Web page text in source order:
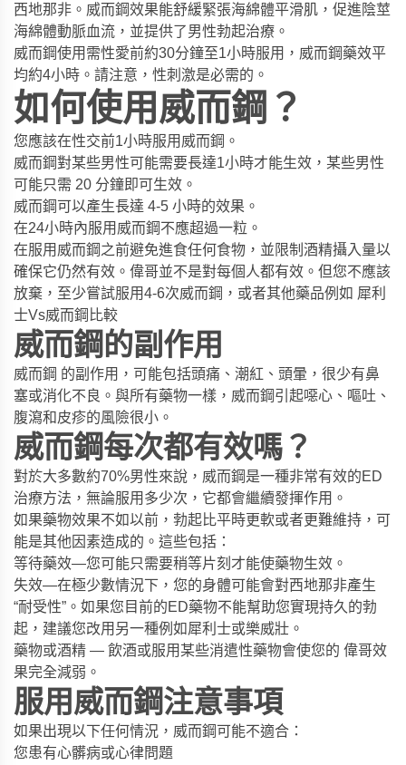
西地那非。威而鋼效果能舒緩緊張海綿體平滑肌，促進陰莖
海綿體動脈血流，並提供了男性勃起治療。
威而鋼使用需性愛前約30分鐘至1小時服用，威而鋼藥效平
均約4小時。請注意，性刺激是必需的。
如何使用威而鋼？
您應該在性交前1小時服用威而鋼。
威而鋼對某些男性可能需要長達1小時才能生效，某些男性
可能只需 20 分鐘即可生效。
威而鋼可以產生長達 4-5 小時的效果。
在24小時內服用威而鋼不應超過一粒。
在服用威而鋼之前避免進食任何食物，並限制酒精攝入量以
確保它仍然有效。偉哥並不是對每個人都有效。但您不應該
放棄，至少嘗試服用4-6次威而鋼，或者其他藥品例如 犀利
士Vs威而鋼比較
威而鋼的副作用
威而鋼 的副作用，可能包括頭痛、潮紅、頭暈，很少有鼻
塞或消化不良。與所有藥物一樣，威而鋼引起噁心、嘔吐、
腹瀉和皮疹的風險很小。
威而鋼每次都有效嗎？
對於大多數約70%男性來說，威而鋼是一種非常有效的ED
治療方法，無論服用多少次，它都會繼續發揮作用。
如果藥物效果不如以前，勃起比平時更軟或者更難維持，可
能是其他因素造成的。這些包括：
等待藥效—您可能只需要稍等片刻才能使藥物生效。
失效—在極少數情況下，您的身體可能會對西地那非產生
“耐受性”。如果您目前的ED藥物不能幫助您實現持久的勃
起，建議您改用另一種例如犀利士或樂威壯。
藥物或酒精 — 飲酒或服用某些消遣性藥物會使您的 偉哥效
果完全減弱。
服用威而鋼注意事項
如果出現以下任何情況，威而鋼可能不適合：
您患有心髒病或心律問題